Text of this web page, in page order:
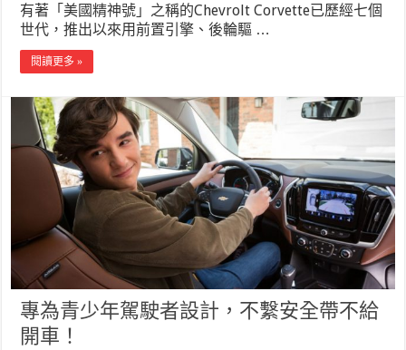
有著「美國精神號」之稱的Chevrolt Corvette已歷經七個
世代，推出以來用前置引擎、後輪驅 …
閱讀更多 »
專為青少年駕駛者設計，不繫安全帶不給
開車！